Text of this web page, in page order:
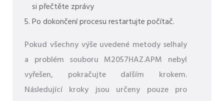
si přečtěte zprávy
Po dokončení procesu restartujte počítač.
Pokud všechny výše uvedené metody selhaly
a problém souboru M2057HAZ.APM nebyl
vyřešen, pokračujte dalším krokem.
Následující kroky jsou určeny pouze pro